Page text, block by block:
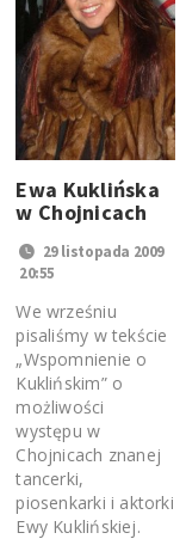
Ewa Kuklińska
w Chojnicach
29 listopada 2009
20:55
We wrześniu
pisaliśmy w tekście
„Wspomnienie o
Kuklińskim” o
możliwości
występu w
Chojnicach znanej
tancerki,
piosenkarki i aktorki
Ewy Kuklińskiej.